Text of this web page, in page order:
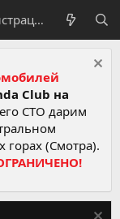
Регистрация
Club на
СТО дарим
горах (Смотра).